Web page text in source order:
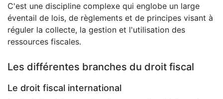
C'est une discipline complexe qui englobe un large
éventail de lois, de règlements et de principes visant à
réguler la collecte, la gestion et l'utilisation des
ressources fiscales.
Les différentes branches du droit fiscal
Le droit fiscal international